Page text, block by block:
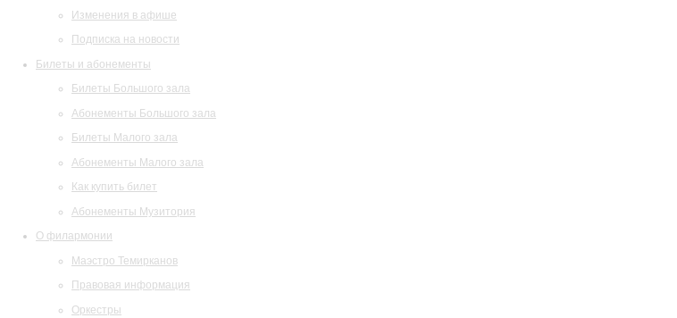
Изменения в афише
Подписка на новости
Билеты и абонементы
Билеты Большого зала
Абонементы Большого зала
Билеты Малого зала
Абонементы Малого зала
Как купить билет
Абонементы Музитория
О филармонии
Маэстро Темирканов
Правовая информация
Оркестры